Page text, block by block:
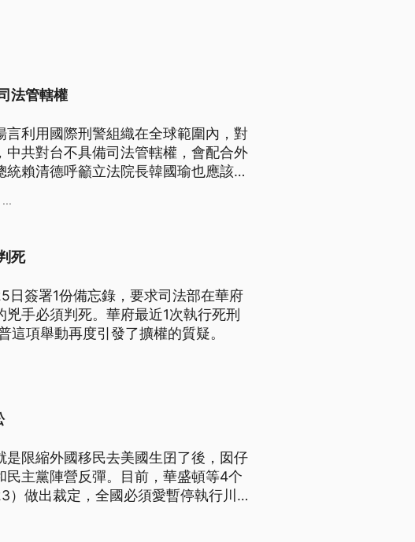
法管轄權
利用國際刑警組織在全球範圍內，對
共對台不具備司法管轄權，會配合外
賴清德呼籲立法院長韓國瑜也應該挺
...
死
日簽署1份備忘錄，要求司法部在華府
手必須判死。華府最近1次執行死刑
這項舉動再度引發了擴權的質疑。
限縮外國移民去美國生囝了後，囡仔
主黨陣營反彈。目前，華盛頓等4个
做出裁定，全國必須愛暫停執行川